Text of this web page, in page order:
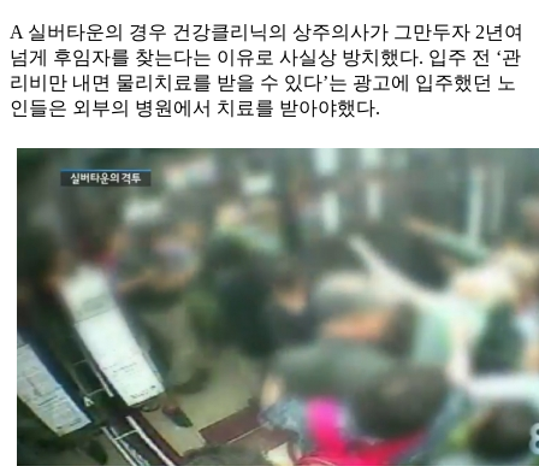
A 실버타운의 경우 건강클리닉의 상주의사가 그만두자 2년여
넘게 후임자를 찾는다는 이유로 사실상 방치했다. 입주 전 ‘관
리비만 내면 물리치료를 받을 수 있다’는 광고에 입주했던 노
인들은 외부의 병원에서 치료를 받아야했다.